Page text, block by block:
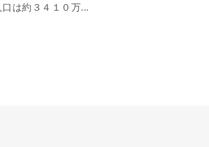
口は約３４１０万...